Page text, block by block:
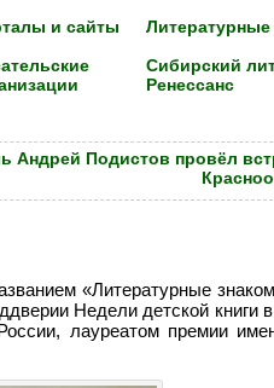
и сайты
Сибирский
Ренессанс
Андрей Подистов провёл
«Литературные
Недели детской книги
лауреатом премии